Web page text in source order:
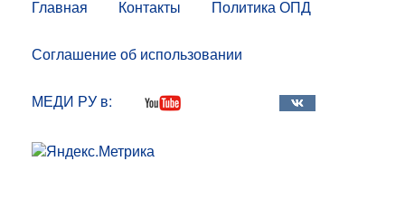
Главная Контакты Политика ОПД
Соглашение об использовании
МЕДИ РУ в: